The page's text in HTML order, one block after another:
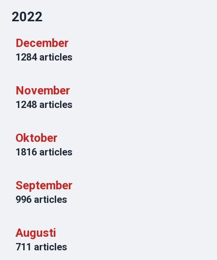
2022
December
1284articles
November
1248 articles
Oktober
1816 articles
September
996 articles
Augusti
711 articles